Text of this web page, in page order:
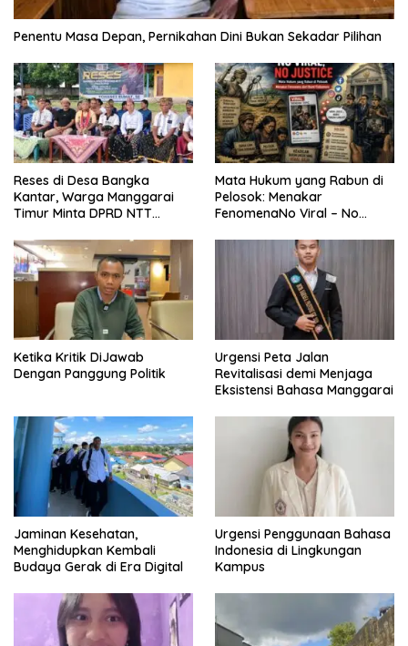
Penentu Masa Depan, Pernikahan Dini Bukan Sekadar Pilihan
Reses di Desa Bangka
Kantar, Warga Manggarai
Timur Minta DPRD NTT
Pergub Larangan Beli BBM
Bersubsidi Bagi Penunggak
Pajak
Mata Hukum yang Rabun di
Pelosok: Menakar
FenomenaNo Viral – No
Ketika Kritik DiJawab
Dengan Panggung Politik
Urgensi Peta Jalan
Revitalisasi demi Menjaga
Eksistensi Bahasa Manggarai
Jaminan Kesehatan,
Menghidupkan Kembali
Budaya Gerak di Era Digital
Urgensi Penggunaan Bahasa
Indonesia di Lingkungan
Kampus